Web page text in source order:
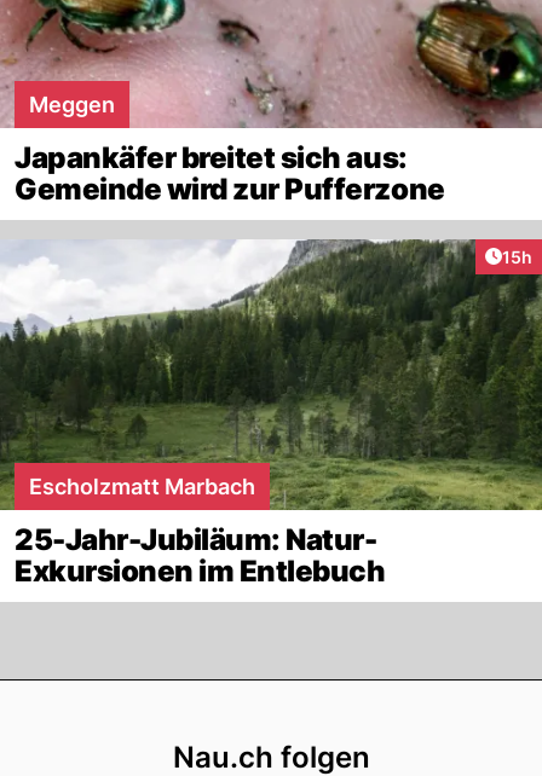
Meggen
Japankäfer breitet sich aus:
Gemeinde wird zur Pufferzone
15h
Escholzmatt Marbach
25-Jahr-Jubiläum: Natur-
Exkursionen im Entlebuch
Nau.ch folgen